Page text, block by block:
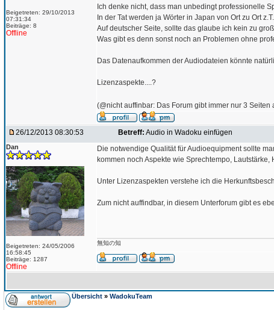
Beigetreten: 29/10/2013
07:31:34
Beiträge: 8
Offline
Ich denke nicht, dass man unbedingt professionelle
In der Tat werden ja Wörter in Japan von Ort zu Ort
Auf deutscher Seite, sollte das glaube ich kein zu
Was gibt es denn sonst noch an Problemen ohne
Das Datenaufkommen der Audiodateien könnte
Lizenzaspekte....?
(@nicht auffinbar: Das Forum gibt immer nur 3
26/12/2013 08:30:53 Betreff: Audio in Wadoku einfügen
Dan
Beigetreten: 24/05/2006
16:58:45
Beiträge: 1287
Offline
Die notwendige Qualität für Audioequipment sollte
kommen noch Aspekte wie Sprechtempo,
Unter Lizenzaspekten verstehe ich die
Zum nicht auffindbar, in diesem Unterforum gibt es
無知の知
Übersicht » WadokuTeam